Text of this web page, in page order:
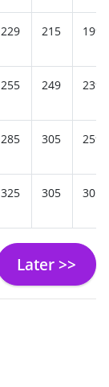
229 215 199
255 249 239
285 305 259
325 305 305
Later >>